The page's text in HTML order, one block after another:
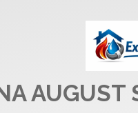
AUGUST